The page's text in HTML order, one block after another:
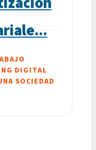
DIGITAL
SOCIEDAD